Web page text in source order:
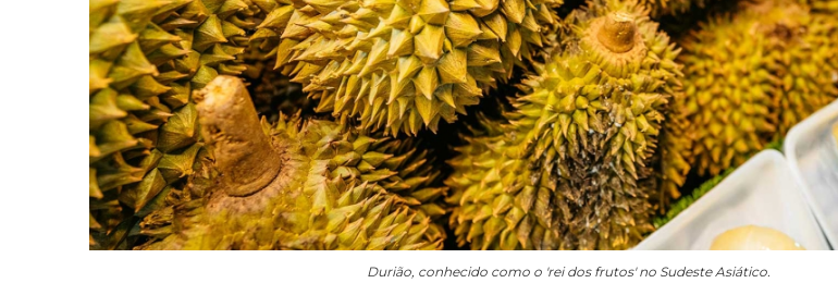
Durião, conhecido como o 'rei dos frutos' no Sudeste Asiático.